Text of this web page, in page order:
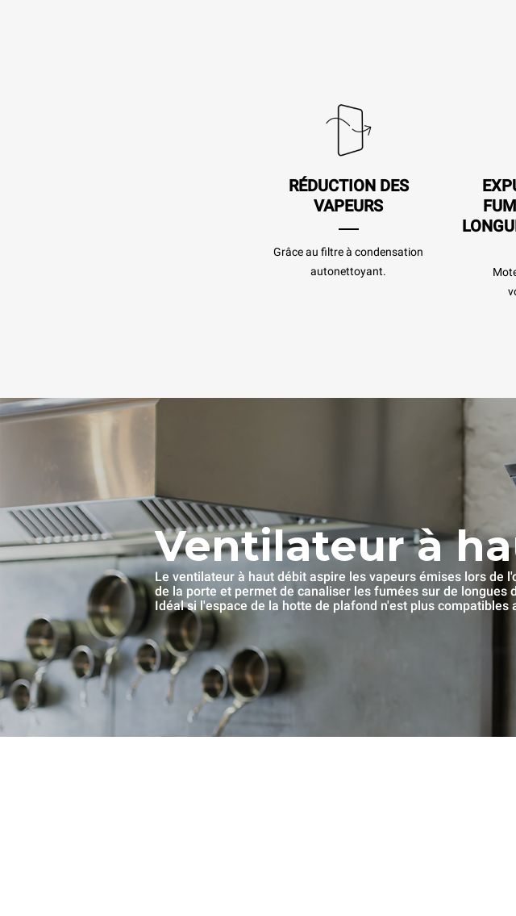
RÉDUCTION DES
VAPEURS
Grâce au filtre à condensation
autonettoyant.
Ventilateur à
Le ventilateur à haut débit aspire les vapeurs émises lors de
de la porte et permet de canaliser les fumées sur de longues
Idéal si l'espace de la hotte de plafond n'est plus compatibles